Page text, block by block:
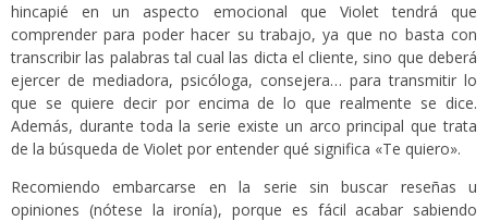
hincapié en un aspecto emocional que Violet tendrá que
comprender para poder hacer su trabajo, ya que no basta con
transcribir las palabras tal cual las dicta el cliente, sino que deberá
ejercer de mediadora, psicóloga, consejera… para transmitir lo
que se quiere decir por encima de lo que realmente se dice.
Además, durante toda la serie existe un arco principal que trata
de la búsqueda de Violet por entender qué significa «Te quiero».
Recomiendo embarcarse en la serie sin buscar reseñas u
opiniones (nótese la ironía), porque es fácil acabar sabiendo